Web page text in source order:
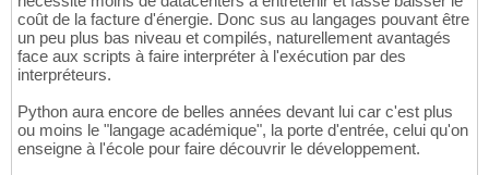
coût de la facture d'énergie. Donc sus au langages pouvant être
un peu plus bas niveau et compilés, naturellement avantagés
face aux scripts à faire interpréter à l'exécution par des
interpréteurs.
Python aura encore de belles années devant lui car c'est plus
ou moins le "langage académique", la porte d'entrée, celui qu'on
enseigne à l'école pour faire découvrir le développement.